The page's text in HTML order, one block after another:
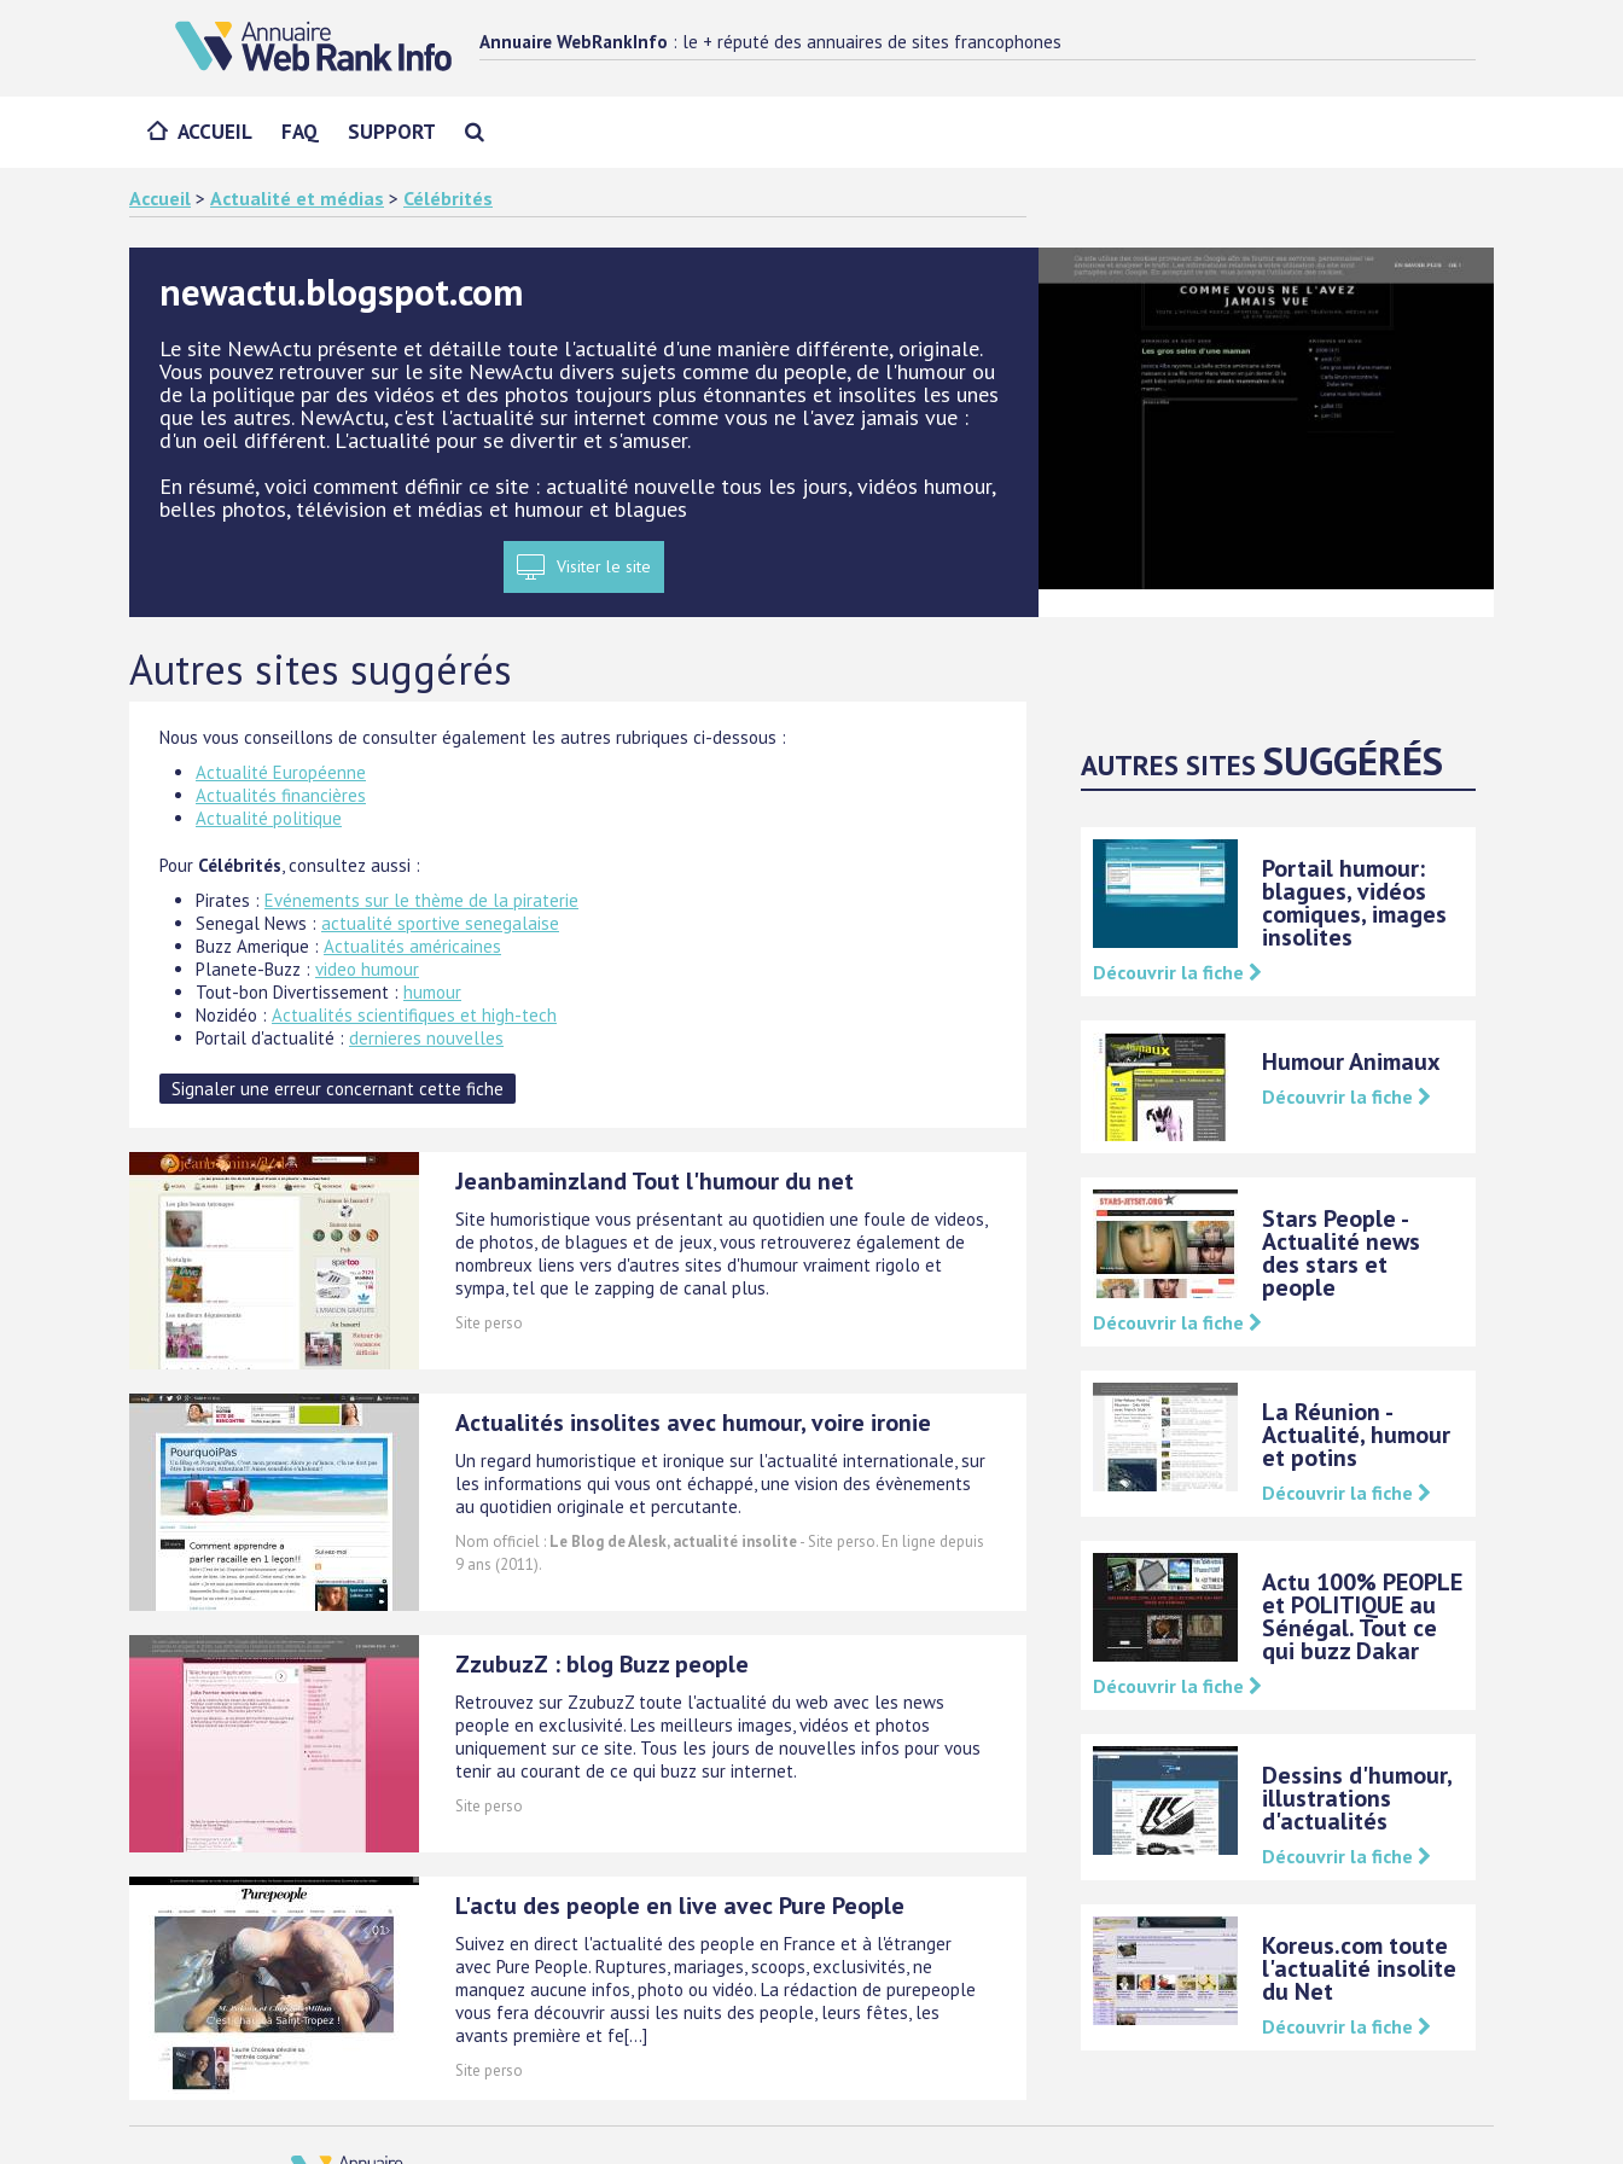
Annuaire WebRankInfo : le + réputé des annuaires de sites francophones
ACCUEIL FAQ SUPPORT
Accueil > Actualité et médias > Célébrités
newactu.blogspot.com
Le site NewActu présente et détaille toute l'actualité d'une manière différente, originale.
Vous pouvez retrouver sur le site NewActu divers sujets comme du people, de l'humour ou
de la politique par des vidéos et des photos toujours plus étonnantes et insolites les unes
que les autres. NewActu, c'est l'actualité sur internet comme vous ne l'avez jamais vue :
d'un oeil différent. L'actualité pour se divertir et s'amuser.
En résumé, voici comment définir ce site : actualité nouvelle tous les jours, vidéos humour,
belles photos, télévision et médias et humour et blagues
Visiter le site
Autres sites suggérés
Nous vous conseillons de consulter également les autres rubriques ci-dessous :
Actualité Européenne
Actualités financières
Actualité politique
Pour Célébrités , consultez aussi :
Pirates : Evénements sur le thème de la piraterie
Senegal News : actualité sportive senegalaise
Buzz Amerique : Actualités américaines
Planete-Buzz : video humour
Tout-bon Divertissement : humour
Nozidéo : Actualités scientifiques et high-tech
Portail d'actualité : dernieres nouvelles
Jeanbaminzland Tout l'humour du net
Site humoristique vous présentant au quotidien une foule de videos,
de photos, de blagues et de jeux, vous retrouverez également de
nombreux liens vers d'autres sites d'humour vraiment rigolo et
sympa, tel que le zapping de canal plus.
Site perso
Actualités insolites avec humour, voire ironie
Un regard humoristique et ironique sur l'actualité internationale, sur
les informations qui vous ont échappé, une vision des évènements
au quotidien originale et percutante.
Nom officiel : Le Blog de Alesk, actualité insolite- Site perso. En ligne depuis
9 ans (2011).
ZzubuzZ : blog Buzz people
Retrouvez sur ZzubuzZ toute l'actualité du web avec les news
people en exclusivité. Les meilleurs images, vidéos et photos
uniquement sur ce site. Tous les jours de nouvelles infos pour vous
tenir au courant de ce qui buzz sur internet.
Site perso
L'actu des people en live avec Pure People
Suivez en direct l'actualité des people en France et à l'étranger
avec Pure People. Ruptures, mariages, scoops, exclusivités, ne
manquez aucune infos, photo ou vidéo. La rédaction de purepeople
vous fera découvrir aussi les nuits des people, leurs fêtes, les
avants première et fe[...]
Site perso
AUTRES SITESSUGGÉRÉS
Portail humour:
blagues, vidéos
comiques, images
insolites
Découvrir la fiche
Humour Animaux
Découvrir la fiche
Stars People -
Actualité news
des stars et
people
Découvrir la fiche
La Réunion -
Actualité, humour
et potins
Découvrir la fiche
Actu 100% PEOPLE
et POLITIQUE au
Sénégal. Tout ce
qui buzz Dakar
Découvrir la fiche
Dessins d'humour,
illustrations
d'actualités
Découvrir la fiche
Koreus.com toute
l'actualité insolite
du Net
Découvrir la fiche